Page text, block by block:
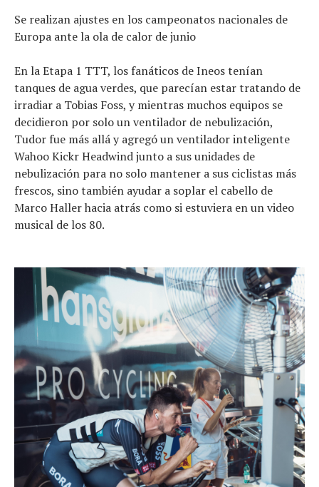
Se realizan ajustes en los campeonatos nacionales de
Europa ante la ola de calor de junio
En la Etapa 1 TTT, los fanáticos de Ineos tenían
tanques de agua verdes, que parecían estar tratando de
irradiar a Tobias Foss, y mientras muchos equipos se
decidieron por solo un ventilador de nebulización,
Tudor fue más allá y agregó un ventilador inteligente
Wahoo Kickr Headwind junto a sus unidades de
nebulización para no solo mantener a sus ciclistas más
frescos, sino también ayudar a soplar el cabello de
Marco Haller hacia atrás como si estuviera en un video
musical de los 80.